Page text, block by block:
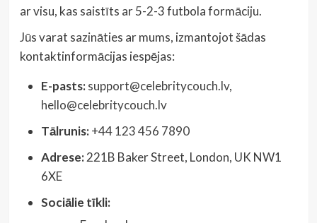
ar visu, kas saistīts ar 5-2-3 futbola formāciju.
Jūs varat sazināties ar mums, izmantojot šādas
kontaktinformācijas iespējas:
E-pasts: support@celebritycouch.lv,
hello@celebritycouch.lv
Tālrunis: +44 123 456 7890
Adrese:221B Baker Street, London, UK NW1
6XE
Sociālie tīkli: